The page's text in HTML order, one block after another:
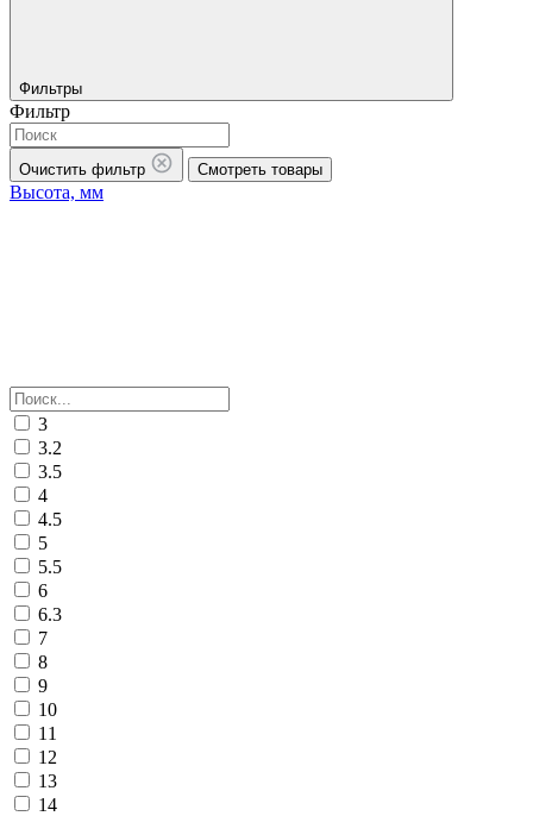
Фильтры
Фильтр
Очистить фильтр Смотреть товары
Высота, мм
3
3.2
3.5
4
4.5
5
5.5
6
6.3
7
8
9
10
11
12
13
14